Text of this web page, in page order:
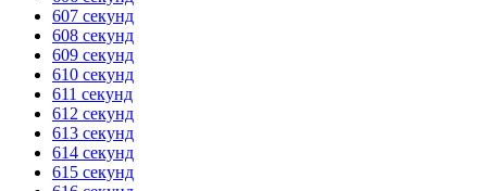
607 секунд
608 секунд
609 секунд
610 секунд
611 секунд
612 секунд
613 секунд
614 секунд
615 секунд